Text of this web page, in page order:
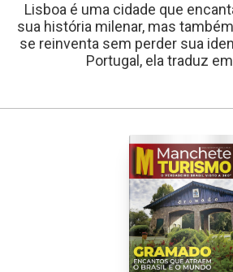
Lisboa é uma cidade que
sua história milenar, mas
se reinventa sem perder sua
Portugal, ela traduz